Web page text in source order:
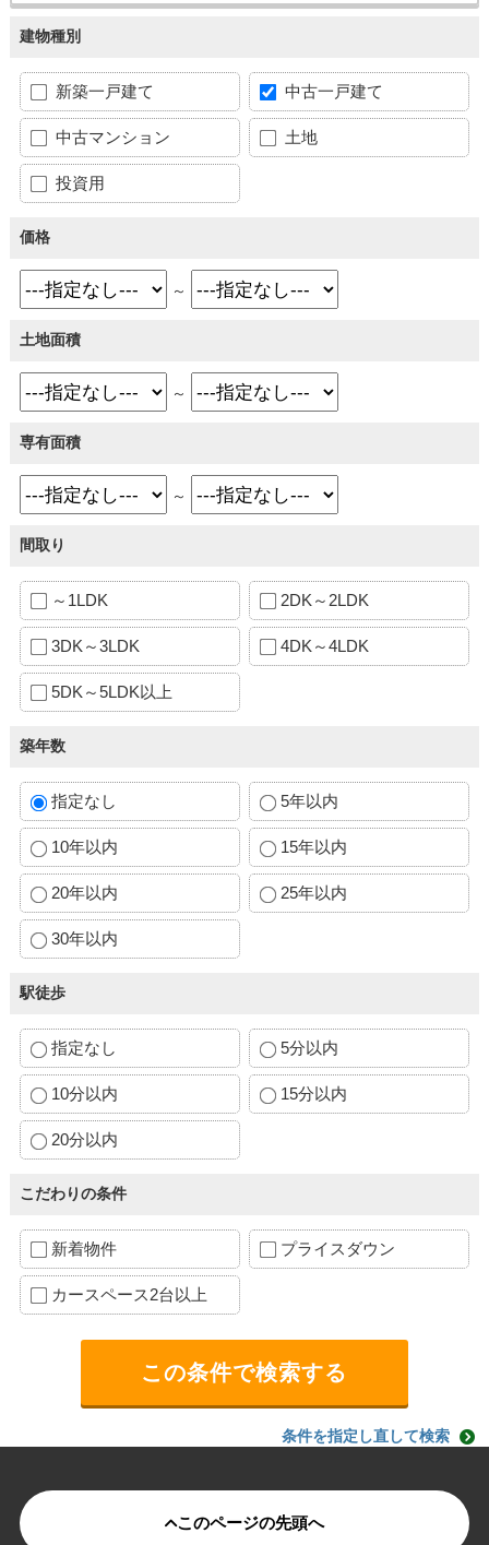
建物種別
新築一戸建て 中古一戸建て
中古マンション 土地
投資用
価格
～
土地面積
～
専有面積
～
間取り
～1LDK 2DK～2LDK
3DK～3LDK 4DK～4LDK
5DK～5LDK以上
築年数
指定なし 5年以内
10年以内 15年以内
20年以内 25年以内
30年以内
駅徒歩
指定なし 5分以内
10分以内 15分以内
20分以内
こだわりの条件
新着物件 プライスダウン
カースペース2台以上
条件を指定し直して検索
このページの先頭へ